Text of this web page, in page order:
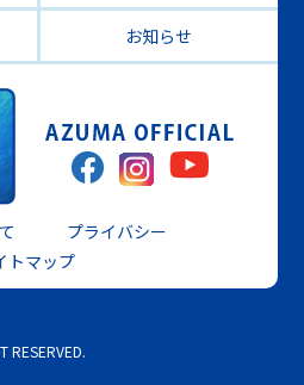
お知らせ
プライバシー
トマップ
RESERVED.